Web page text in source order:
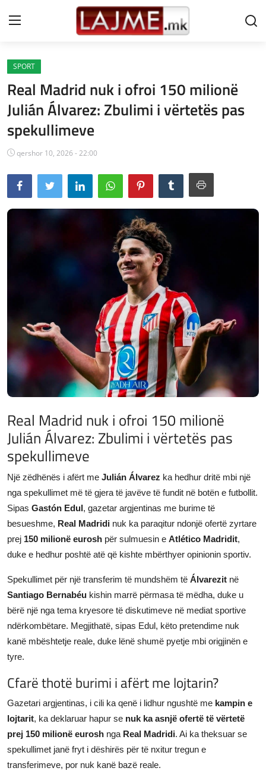
Shtëpi
LAJME MAQEDONI
SHQIPERI
KOSOVA
LAJME NGA BOTA
SHOWBIZ
Shqip
SPORT
Real Madrid nuk i ofroi 150 milionë
Julián Álvarez: Zbulimi i vërtetës pas
spekullimeve
qershor 10, 2026 - 22:00
Real Madrid nuk i ofroi 150 milionë
Julián Álvarez: Zbulimi i vërtetës pas
spekullimeve
Një zëdhënës i afërt me Julián Álvarez ka hedhur dritë mbi një
nga spekullimet më të gjera të javëve të fundit në botën e futbollit.
Sipas Gastón Edul, gazetar argjentinas me burime të
besueshme, Real Madridi nuk ka paraqitur ndonjë ofertë zyrtare
prej 150 milionë eurosh për sulmuesin e Atlético Madridit,
duke e hedhur poshtë atë që kishte mbërthyer opinionin sportiv.
Spekullimet për një transferim të mundshëm të Álvarezit në
Santiago Bernabéu kishin marrë përmasa të mëdha, duke u
bërë një nga tema kryesore të diskutimeve në mediat sportive
ndërkombëtare. Megjithatë, sipas Edul, këto pretendime nuk
kanë mbështetje reale, duke lënë shumë pyetje mbi origjinën e
tyre.
Cfarë thotë burimi i afërt me lojtarin?
Gazetari argjentinas, i cili ka qenë i lidhur ngushtë me kampin e
lojtarit, ka deklaruar hapur se nuk ka asnjë ofertë të vërtetë
prej 150 milionë eurosh nga Real Madridi. Ai ka theksuar se
spekullimet janë fryt i dëshirës për të nxitur tregun e
transferimeve, por nuk kanë bazë reale.